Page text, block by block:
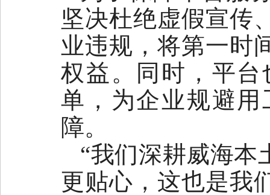
坚决杜绝虚假宣传
业违规，将第一时
权益。同时，平
单，为企业规避
障。
“我们深耕威海本
更贴心，这也是我